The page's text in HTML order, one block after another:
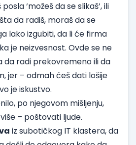
‘možeš da se slikaš’, ili
da radiš, moraš da se
lako izgubiti, da li će firma
je neizvesnost. Ovde se ne
da radi prekovremeno ili da
jer – odmah ćeš dati lošije
je iskustvo.
po njegovom mišljenju,
– poštovati ljude.
iz subotičkog IT klastera, da